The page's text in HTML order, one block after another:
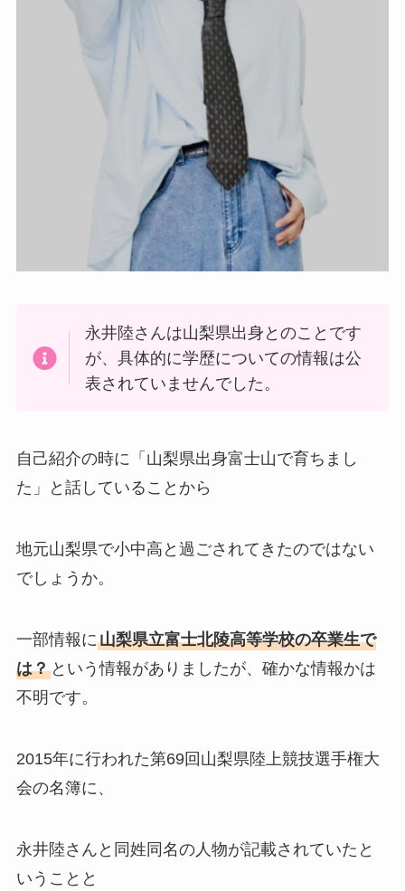
永井陸さんは山梨県出身とのことです
が、具体的に学歴についての情報は公
表されていませんでした。
自己紹介の時に「山梨県出身富士山で育ちまし
た」と話していることから
地元山梨県で小中高と過ごされてきたのではない
でしょうか。
一部情報に山梨県立富士北陵高等学校の卒業生で
は？という情報がありましたが、確かな情報かは
不明です。
2015年に行われた第69回山梨県陸上競技選手権大
会の名簿に、
永井陸さんと同姓同名の人物が記載されていたと
いうことと